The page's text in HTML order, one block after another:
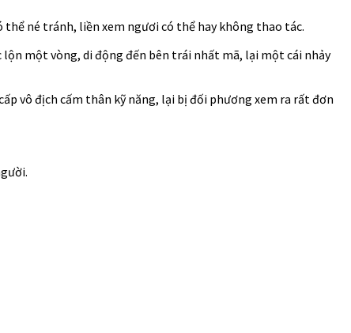
thể né tránh, liền xem ngươi có thể hay không thao tác.
lộn một vòng, di động đến bên trái nhất mã, lại một cái nhảy
vô địch cấm thân kỹ năng, lại bị đối phương xem ra rất đơn